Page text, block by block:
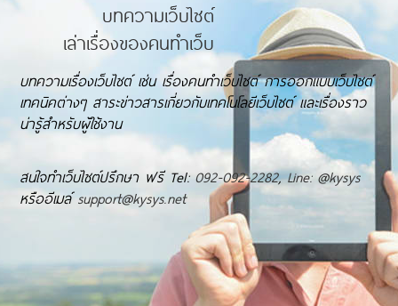
บทความเว็บไซต์
เล่าเรื่องของคนทำเว็บ
บทความเรื่องเว็บไซต์ เช่น เรื่องคนทำเว็บไซต์ การออกแบบเว็บไซต์
เทคนิคต่างๆ สาระข่าวสารเกี่ยวกับเทคโนโลยีเว็บไซต์ และเรื่องราว
น่ารู้สำหรับผู้ใช้งาน
สนใจทำเว็บไซต์ปรึกษา ฟรี Tel:092-092-2282,Line: @kysys
หรืออีเมล์support@kysys.net